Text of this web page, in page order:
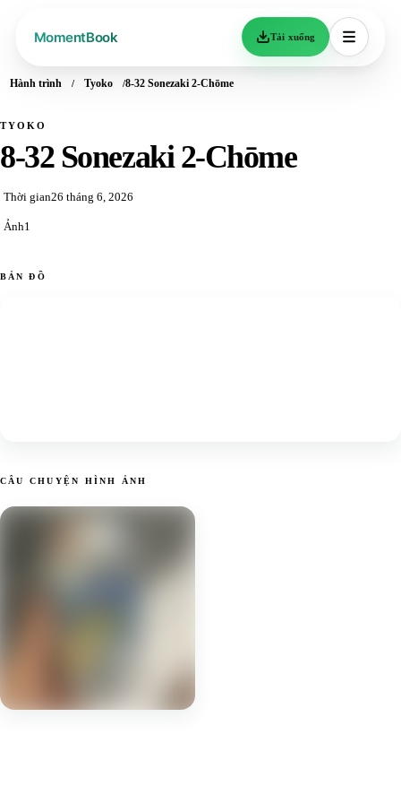
Tải xuống
Hành trình Tyoko 8-32 Sonezaki 2-Chōme
TYOKO
8-32 Sonezaki 2-Chōme
Thời gian26 tháng 6, 2026
Ảnh1
BẢN ĐỒ
CÂU CHUYỆN HÌNH ẢNH